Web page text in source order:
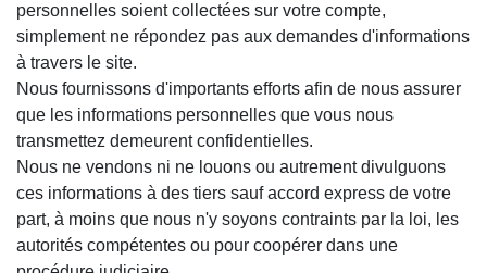
personnelles soient collectées sur votre compte,
simplement ne répondez pas aux demandes d'informations
à travers le site.
Nous fournissons d'importants efforts afin de nous assurer
que les informations personnelles que vous nous
transmettez demeurent confidentielles.
Nous ne vendons ni ne louons ou autrement divulguons
ces informations à des tiers sauf accord express de votre
part, à moins que nous n'y soyons contraints par la loi, les
autorités compétentes ou pour coopérer dans une